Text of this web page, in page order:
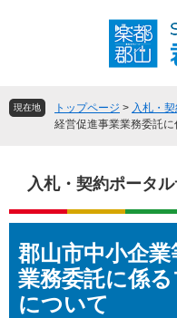
頭
飛
へ
現在地 トップページ > 入札・
経営促進事業業務委託
入札・契約ポータル
文郡山市中小企
業務委託に係
について